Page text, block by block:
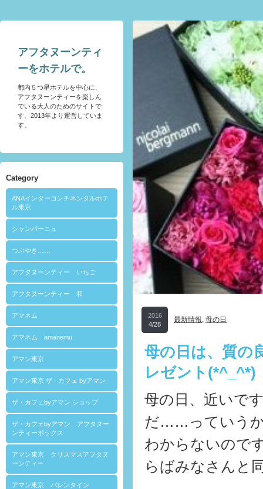
アフタヌーンティ
ーをホテルで。
都内５つ星ホテルを中心に、
アフタヌーンティーを楽しん
でいる大人のためのサイトで
す。2013年より運営していま
す。
Category
ANAインターコンチネンタルホテ
ル東京
シャンパーニュ
つぶやき……
アフタヌーンティー いちご
アフタヌーンティー 和
アマネム
アマネム amanemu
アマン東京
アマン東京 ザ · カフェ byアマン
ザ・カフェbyアマン ショップ
ザ・カフェbyアマン アフタヌー
ンティーボックス
アマン東京 クリスマスアフタヌ
ーンティー
アマン東京 バレンタイン
2016
4/28
最新情報, 母の日
母の日は、質の
レゼント(*^_^*)
母の日、近いで
だ……っていうか
わからないので
らばみなさんと